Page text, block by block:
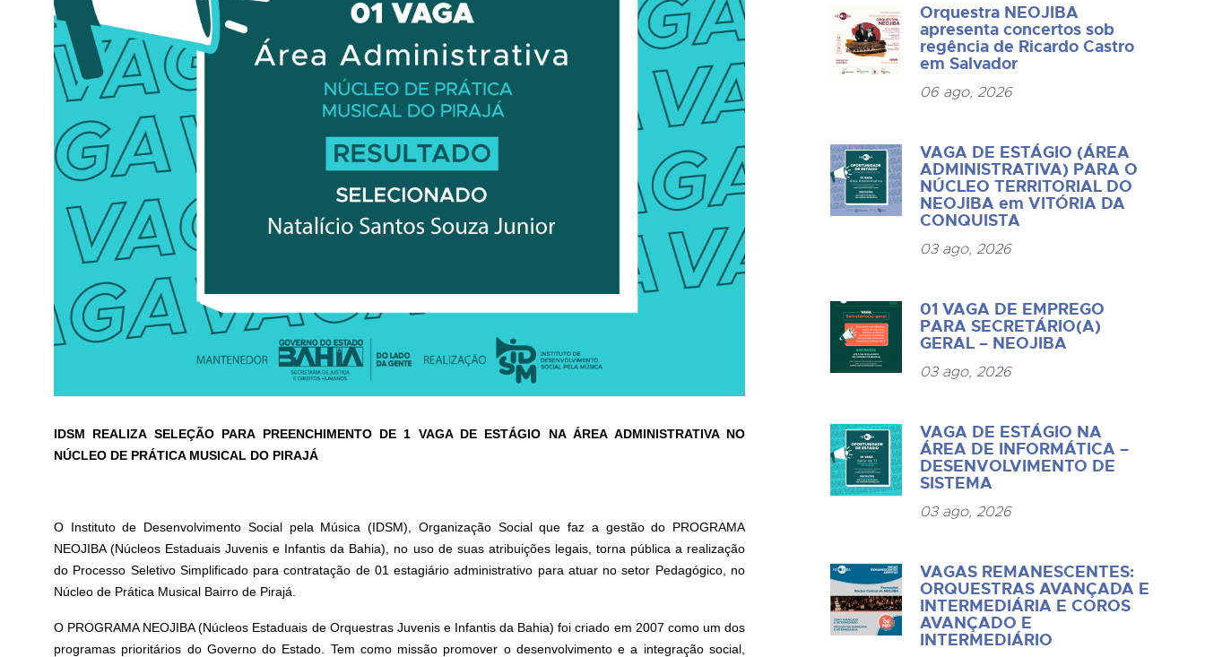
IDSM REALIZA SELEÇÃO PARA PREENCHIMENTO DE 1 VAGA DE ESTÁGIO NA ÁREA ADMINISTRATIVA NO
NÚCLEO DE PRÁTICA MUSICAL DO PIRAJÁ
O Instituto de Desenvolvimento Social pela Música (IDSM), Organização Social que faz a gestão do PROGRAMA
NEOJIBA (Núcleos Estaduais Juvenis e Infantis da Bahia), no uso de suas atribuições legais, torna pública a realização
do Processo Seletivo Simplificado para contratação de 01 estagiário administrativo para atuar no setor Pedagógico, no
Núcleo de Prática Musical Bairro de Pirajá.
O PROGRAMA NEOJIBA (Núcleos Estaduais de Orquestras Juvenis e Infantis da Bahia) foi criado em 2007 como um dos
programas prioritários do Governo do Estado. Tem como missão promover o desenvolvimento e a integração social,
Orquestra NEOJIBA
apresenta concertos sob
regência de Ricardo Castro
em Salvador
06 ago, 2026
VAGA DE ESTÁGIO (ÁREA
ADMINISTRATIVA) PARA O
NÚCLEO TERRITORIAL DO
NEOJIBA em VITÓRIA DA
CONQUISTA
03 ago, 2026
01 VAGA DE EMPREGO
PARA SECRETÁRIO(A)
GERAL – NEOJIBA
03 ago, 2026
VAGA DE ESTÁGIO NA
ÁREA DE INFORMÁTICA –
DESENVOLVIMENTO DE
SISTEMA
03 ago, 2026
VAGAS REMANESCENTES:
ORQUESTRAS AVANÇADA E
INTERMEDIÁRIA E COROS
AVANÇADO E
INTERMEDIÁRIO